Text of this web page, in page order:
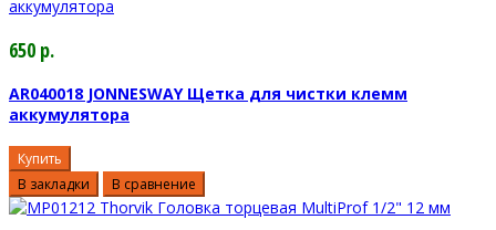
650 р.
AR040018 JONNESWAY Щетка для чистки клемм
аккумулятора
Купить
В закладки
В сравнение